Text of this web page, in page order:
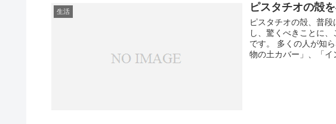
生活 ピスタチオの殻
ピスタチオの殻、普
し、驚くべきことに
です。 多くの人が知
物の土カバー」、「イ